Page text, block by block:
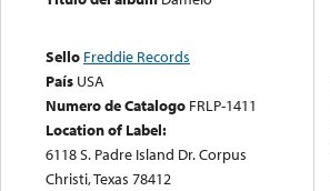
Sello Freddie Records
País USA
Numero de Catalogo FRLP-1411
Location of Label:
6118 S. Padre Island Dr. Corpus
Christi, Texas 78412